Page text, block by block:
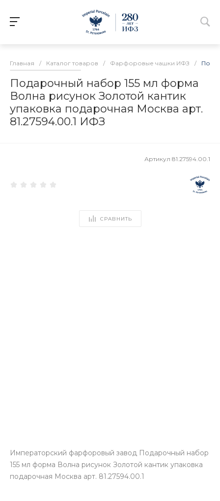
Главная / Каталог товаров / Фарфоровые чашки ИФЗ /
Подарочный набор 155 мл форма
Волна рисунок Золотой кантик
упаковка подарочная Москва арт.
81.27594.00.1 ИФЗ
Артикул 81.27594.00.1
СРАВНИТЬ
Императорский фарфоровый завод Подарочный набор
155 мл форма Волна рисунок Золотой кантик упаковка
подарочная Москва арт. 81.27594.00.1